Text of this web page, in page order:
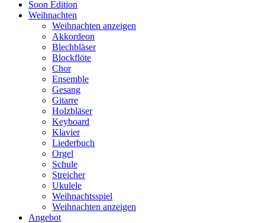
Soon Edition
Weihnachten
Weihnachten anzeigen
Akkordeon
Blechbläser
Blockflöte
Chor
Ensemble
Gesang
Gitarre
Holzbläser
Keyboard
Klavier
Liederbuch
Orgel
Schule
Streicher
Ukulele
Weihnachtsspiel
Weihnachten anzeigen
Angebot